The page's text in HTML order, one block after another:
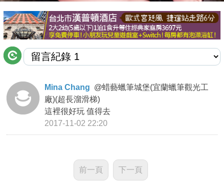
推薦景點
討論區
聯絡我們
APP下載
Mina Chang @蜡藝蠟筆城堡(宜蘭蠟筆觀光工
廠)(超長溜滑梯)
這裡很好玩 值得去
2017-11-02 22:20
前一頁 下一頁